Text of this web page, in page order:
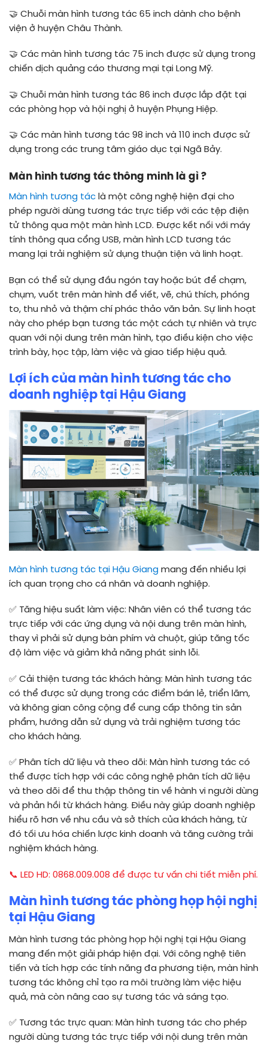
🤝 Chuỗi màn hình tương tác 65 inch dành cho bệnh
viện ở huyện Châu Thành.
🤝 Các màn hình tương tác 75 inch được sử dụng trong
chiến dịch quảng cáo thương mại tại Long Mỹ.
🤝 Chuỗi màn hình tương tác 86 inch được lắp đặt tại
các phòng họp và hội nghị ở huyện Phụng Hiệp.
🤝 Các màn hình tương tác 98 inch và 110 inch được sử
dụng trong các trung tâm giáo dục tại Ngã Bảy.
Màn hình tương tác thông minh là gì ?
Màn hình tương tác là một công nghệ hiện đại cho
phép người dùng tương tác trực tiếp với các tệp điện
tử thông qua một màn hình LCD. Được kết nối với máy
tính thông qua cổng USB, màn hình LCD tương tác
mang lại trải nghiệm sử dụng thuận tiện và linh hoạt.
Bạn có thể sử dụng đầu ngón tay hoặc bút để chạm,
chụm, vuốt trên màn hình để viết, vẽ, chú thích, phóng
to, thu nhỏ và thậm chí phác thảo văn bản. Sự linh hoạt
này cho phép bạn tương tác một cách tự nhiên và trực
quan với nội dung trên màn hình, tạo điều kiện cho việc
trình bày, học tập, làm việc và giao tiếp hiệu quả.
Lợi ích của màn hình tương tác cho
doanh nghiệp tại Hậu Giang
Màn hình tương tác tại Hậu Giang mang đến nhiều lợi
ích quan trọng cho cá nhân và doanh nghiệp.
✅ Tăng hiệu suất làm việc: Nhân viên có thể tương tác
trực tiếp với các ứng dụng và nội dung trên màn hình,
thay vì phải sử dụng bàn phím và chuột, giúp tăng tốc
độ làm việc và giảm khả năng phát sinh lỗi.
✅ Cải thiện tương tác khách hàng: Màn hình tương tác
có thể được sử dụng trong các điểm bán lẻ, triển lãm,
và không gian công cộng để cung cấp thông tin sản
phẩm, hướng dẫn sử dụng và trải nghiệm tương tác
cho khách hàng.
✅ Phân tích dữ liệu và theo dõi: Màn hình tương tác có
thể được tích hợp với các công nghệ phân tích dữ liệu
và theo dõi để thu thập thông tin về hành vi người dùng
và phản hồi từ khách hàng. Điều này giúp doanh nghiệp
hiểu rõ hơn về nhu cầu và sở thích của khách hàng, từ
đó tối ưu hóa chiến lược kinh doanh và tăng cường trải
nghiệm khách hàng.
📞 LED HD: 0868.009.008 để được tư vấn chi tiết miễn phí.
Màn hình tương tác phòng họp hội nghị
tại Hậu Giang
Màn hình tương tác phòng họp hội nghị tại Hậu Giang
mang đến một giải pháp hiện đại. Với công nghệ tiên
tiến và tích hợp các tính năng đa phương tiện, màn hình
tương tác không chỉ tạo ra môi trường làm việc hiệu
quả, mà còn nâng cao sự tương tác và sáng tạo.
✅ Tương tác trực quan: Màn hình tương tác cho phép
người dùng tương tác trực tiếp với nội dung trên màn